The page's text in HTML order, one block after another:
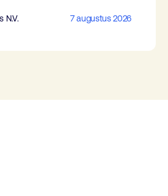
N.V. 7 augustus 2026